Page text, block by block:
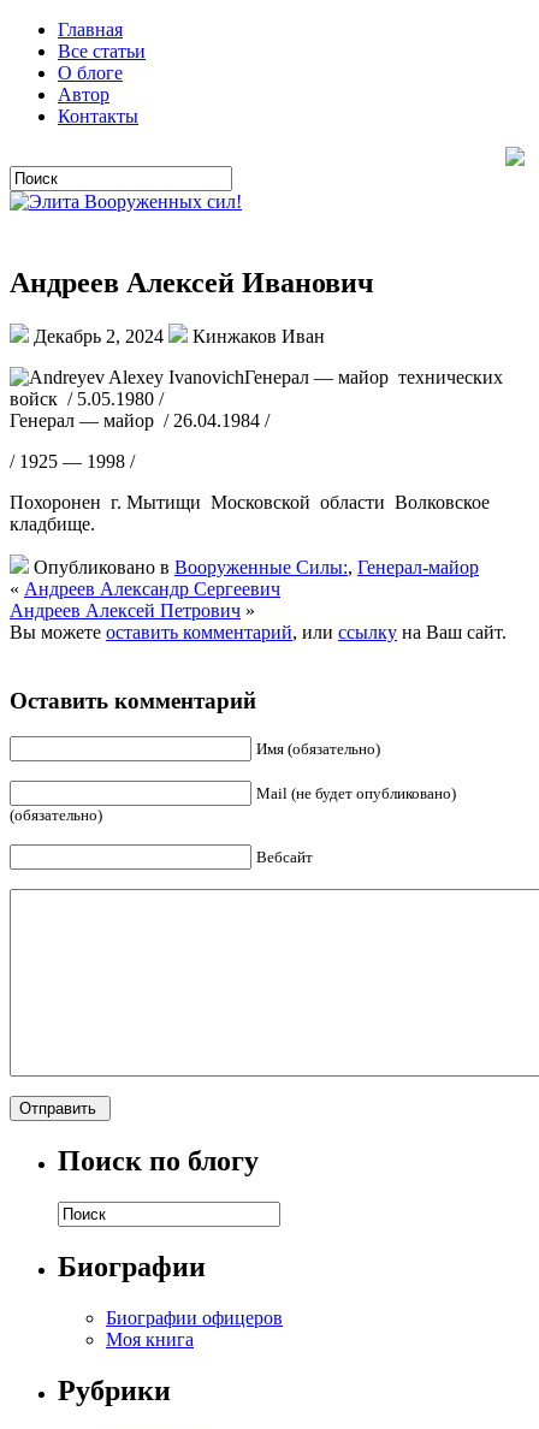
Главная
Все статьи
О блоге
Автор
Контакты
Андреев Алексей Иванович
Декабрь 2, 2024
Кинжаков Иван
Генерал — майор технических
войск / 5.05.1980 /
Генерал — майор / 26.04.1984 /
/ 1925 — 1998 /
Похоронен г. Мытищи Московской области Волковское
кладбище.
Опубликовано в Вооруженные Силы:, Генерал-майор
« Андреев Александр Сергеевич
Андреев Алексей Петрович »
Вы можете оставить комментарий, или ссылку на Ваш сайт.
Оставить комментарий
Имя (обязательно)
Mail (не будет опубликовано)
(обязательно)
Вебсайт
Поиск по блогу
Биографии
Биографии офицеров
Моя книга
Рубрики